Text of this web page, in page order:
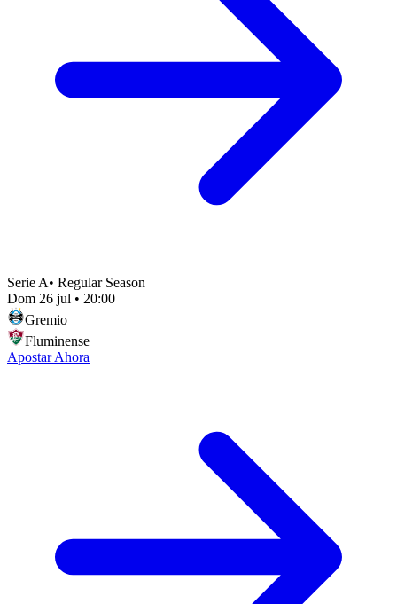
Serie A• Regular Season
Dom 26 jul • 20:00
Gremio
Fluminense
Apostar Ahora